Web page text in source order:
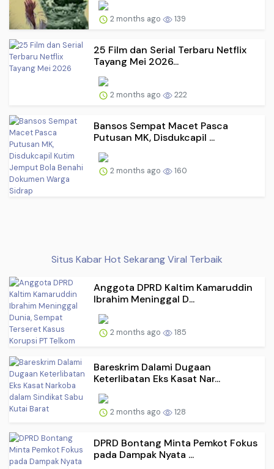
2 months ago 139
25 Film dan Serial Terbaru Netflix
Tayang Mei 2026...
2 months ago 222
Bansos Sempat Macet Pasca
Putusan MK, Disdukcapil ...
2 months ago 160
Situs Kabar Hot Sekarang Viral Terbaik
Anggota DPRD Kaltim Kamaruddin
Ibrahim Meninggal D...
2 months ago 185
Bareskrim Dalami Dugaan
Keterlibatan Eks Kasat Nar...
2 months ago 128
DPRD Bontang Minta Pemkot Fokus
pada Dampak Nyata ...